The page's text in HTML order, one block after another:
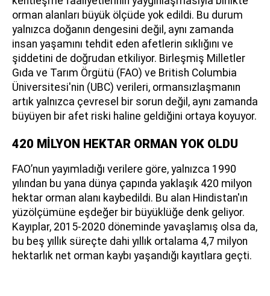
orman alanları büyük ölçüde yok edildi. Bu durum
yalnızca doğanın dengesini değil, aynı zamanda
insan yaşamını tehdit eden afetlerin sıklığını ve
şiddetini de doğrudan etkiliyor. Birleşmiş Milletler
Gıda ve Tarım Örgütü (FAO) ve British Columbia
Üniversitesi'nin (UBC) verileri, ormansızlaşmanın
artık yalnızca çevresel bir sorun değil, aynı zamanda
büyüyen bir afet riski haline geldiğini ortaya koyuyor.
420 MİLYON HEKTAR ORMAN YOK OLDU
FAO’nun yayımladığı verilere göre, yalnızca 1990
yılından bu yana dünya çapında yaklaşık 420 milyon
hektar orman alanı kaybedildi. Bu alan Hindistan'ın
yüzölçümüne eşdeğer bir büyüklüğe denk geliyor.
Kayıplar, 2015-2020 döneminde yavaşlamış olsa da,
bu beş yıllık süreçte dahi yıllık ortalama 4,7 milyon
hektarlık net orman kaybı yaşandığı kayıtlara geçti.